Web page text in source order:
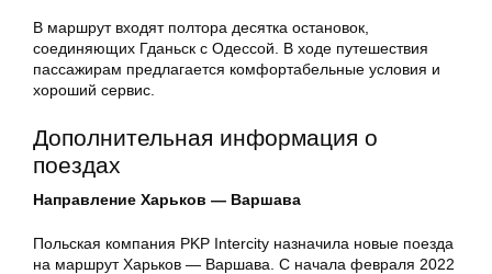
В маршрут входят полтора десятка остановок,
соединяющих Гданьск с Одессой. В ходе путешествия
пассажирам предлагается комфортабельные условия и
хороший сервис.
Дополнительная информация о
поездах
Направление Харьков — Варшава
Польская компания PKP Intercity назначила новые поезда
на маршрут Харьков — Варшава. С начала февраля 2022